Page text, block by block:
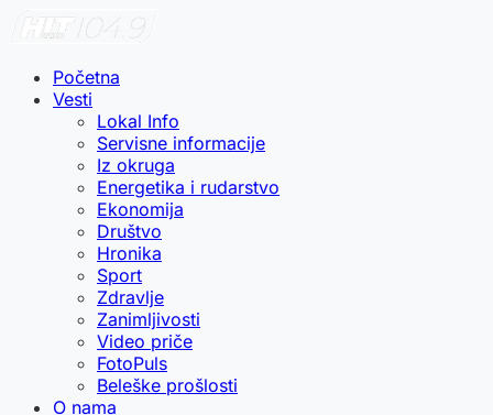
Početna
Vesti
Lokal Info
Servisne informacije
Iz okruga
Energetika i rudarstvo
Ekonomija
Društvo
Hronika
Sport
Zdravlje
Zanimljivosti
Video priče
FotoPuls
Beleške prošlosti
O nama